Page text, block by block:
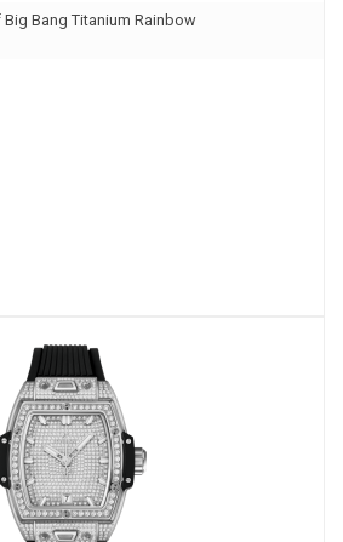
Bang Titanium Rainbow